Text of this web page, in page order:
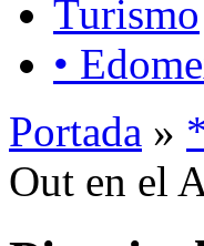
Turismo
•
Portada »
Out en el